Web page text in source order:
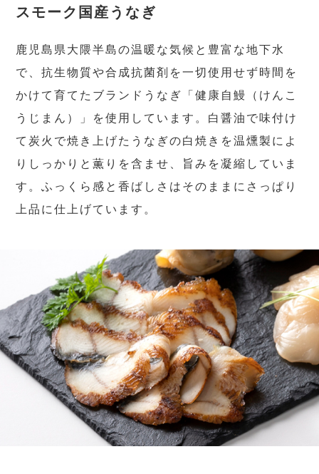
スモーク国産うなぎ
鹿児島県大隈半島の温暖な気候と豊富な地下水
で、抗生物質や合成抗菌剤を一切使用せず時間を
かけて育てたブランドうなぎ「健康自鰻（けんこ
うじまん）」を使用しています。白醤油で味付け
て炭火で焼き上げたうなぎの白焼きを温燻製によ
りしっかりと薫りを含ませ、旨みを凝縮していま
す。ふっくら感と香ばしさはそのままにさっぱり
上品に仕上げています。